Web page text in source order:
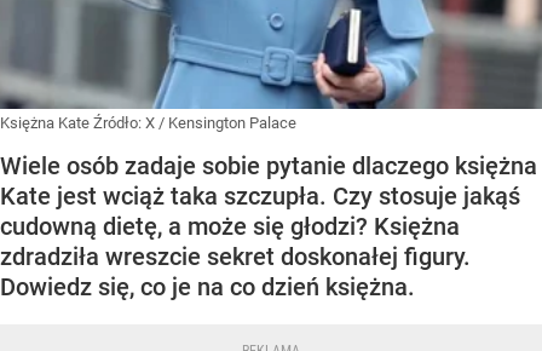
Księżna Kate Źródło: X / Kensington Palace
Wiele osób zadaje sobie pytanie dlaczego księżna
Kate jest wciąż taka szczupła. Czy stosuje jakąś
cudowną dietę, a może się głodzi? Księżna
zdradziła wreszcie sekret doskonałej figury.
Dowiedz się, co je na co dzień księżna.